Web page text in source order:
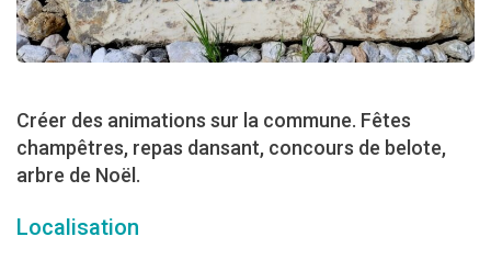
Créer des animations sur la commune. Fêtes
champêtres, repas dansant, concours de belote,
arbre de Noël.
Localisation